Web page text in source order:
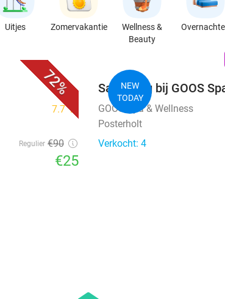
Uitjes Zomervakantie
Wellness &
Beauty
72%
7.7star
Regulier €90
€25
NEW
TODAY
Saunadag bij GOOS
GOOS Spa & Wellness
Posterholt
Verkocht: 4